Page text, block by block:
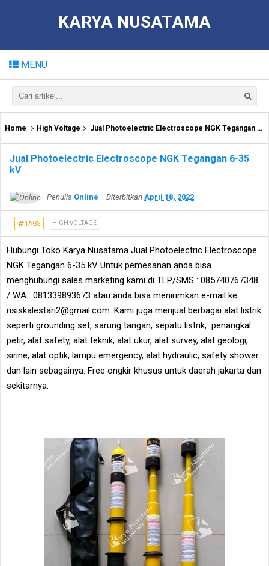
KARYA NUSATAMA
MENU
Home High Voltage Jual Photoelectric Electroscope NGK Tegangan 6-35 kV
Jual Photoelectric Electroscope NGK Tegangan 6-35
kV
Penulis Online Diterbitkan April 18, 2022
TAGS HIGH VOLTAGE
Hubungi Toko Karya Nusatama Jual Photoelectric Electroscope
NGK Tegangan 6-35 kV Untuk pemesanan anda bisa
menghubungi sales marketing kami di TLP/SMS : 085740767348
/ WA : 081339893673 atau anda bisa menirimkan e-mail ke
risiskalestari2@gmail.com. Kami juga menjual berbagai alat listrik
seperti grounding set, sarung tangan, sepatu listrik, penangkal
petir, alat safety, alat teknik, alat ukur, alat survey, alat geologi,
sirine, alat optik, lampu emergency, alat hydraulic, safety shower
dan lain sebagainya. Free ongkir khusus untuk daerah jakarta dan
sekitarnya.